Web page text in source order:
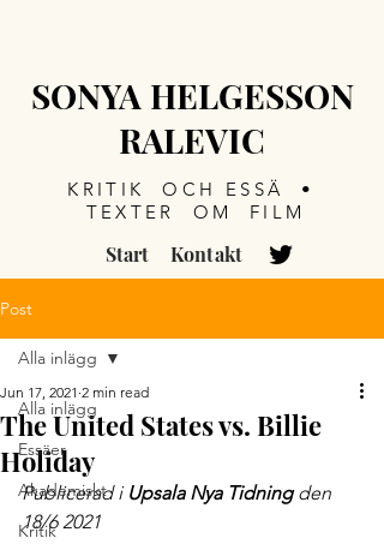
SONYA HELGESSON
RALEVIC
KRITIK OCH ESSÄ •
TEXTER OM FILM
Start Kontakt
Post
Alla inlägg
Essäer
Akademiskt
Kritik
Alla inlägg
The United States vs. Billie
Holiday
Jun 17, 2021 2 min read
Publicerad i Upsala Nya Tidning den
18/6 2021